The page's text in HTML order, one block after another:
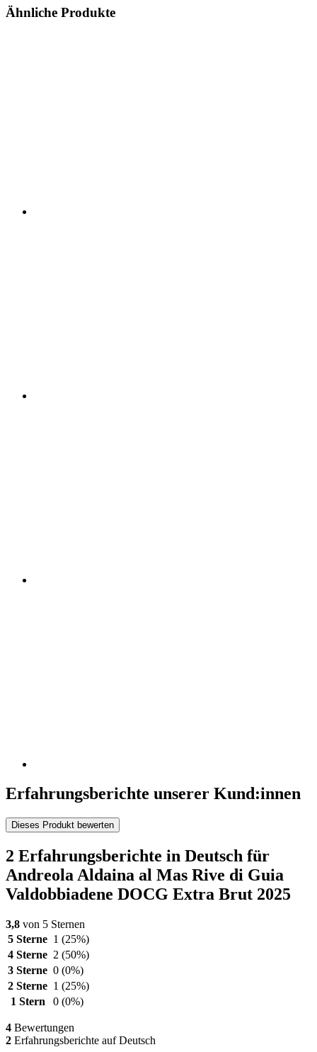
Ähnliche Produkte
Erfahrungsberichte unserer Kund:innen
Dieses Produkt bewerten
2 Erfahrungsberichte in Deutsch für
Andreola Aldaina al Mas Rive di Guia
Valdobbiadene DOCG Extra Brut 2025
3,8 von 5 Sternen
5 Sterne 1 (25%)
4 Sterne 2 (50%)
3 Sterne 0 (0%)
2 Sterne 1 (25%)
1 Stern
0 (0%)
4 Bewertungen
2 Erfahrungsberichte auf Deutsch